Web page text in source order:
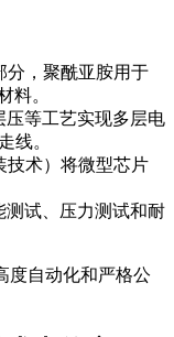
，聚酰亚胺用于
料。
等工艺实现多层电
线。
术）将微型芯片
试、压力测试和耐
度自动化和严格公